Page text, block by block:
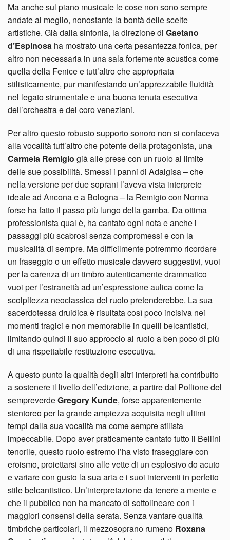
Ma anche sul piano musicale le cose non sono sempre
andate al meglio, nonostante la bontà delle scelte
artistiche. Già dalla sinfonia, la direzione di Gaetano
d’Espinosa ha mostrato una certa pesantezza fonica, per
altro non necessaria in una sala fortemente acustica come
quella della Fenice e tutt’altro che appropriata
stilisticamente, pur manifestando un’apprezzabile fluidità
nel legato strumentale e una buona tenuta esecutiva
dell’orchestra e del coro veneziani.
Per altro questo robusto supporto sonoro non si confaceva
alla vocalità tutt’altro che potente della protagonista, una
Carmela Remigio già alle prese con un ruolo al limite
delle sue possibilità. Smessi i panni di Adalgisa – che
nella versione per due soprani l’aveva vista interprete
ideale ad Ancona e a Bologna – la Remigio con Norma
forse ha fatto il passo più lungo della gamba. Da ottima
professionista qual è, ha cantato ogni nota e anche i
passaggi più scabrosi senza compromessi e con la
musicalità di sempre. Ma difficilmente potremmo ricordare
un fraseggio o un effetto musicale davvero suggestivi, vuoi
per la carenza di un timbro autenticamente drammatico
vuoi per l’estraneità ad un’espressione aulica come la
scolpitezza neoclassica del ruolo pretenderebbe. La sua
sacerdotessa druidica è risultata così poco incisiva nei
momenti tragici e non memorabile in quelli belcantistici,
limitando quindi il suo approccio al ruolo a ben poco di più
di una rispettabile restituzione esecutiva.
A questo punto la qualità degli altri interpreti ha contribuito
a sostenere il livello dell’edizione, a partire dal Pollione del
sempreverdeGregory Kunde, forse apparentemente
stentoreo per la grande ampiezza acquisita negli ultimi
tempi dalla sua vocalità ma come sempre stilista
impeccabile. Dopo aver praticamente cantato tutto il Bellini
tenorile, questo ruolo estremo l’ha visto fraseggiare con
eroismo, proiettarsi sino alle vette di un esplosivo do acuto
e variare con gusto la sua aria e i suoi interventi in perfetto
stile belcantistico. Un’interpretazione da tenere a mente e
che il pubblico non ha mancato di sottolineare con i
maggiori consensi della serata. Senza vantare qualità
timbriche particolari, il mezzosoprano rumeno Roxana